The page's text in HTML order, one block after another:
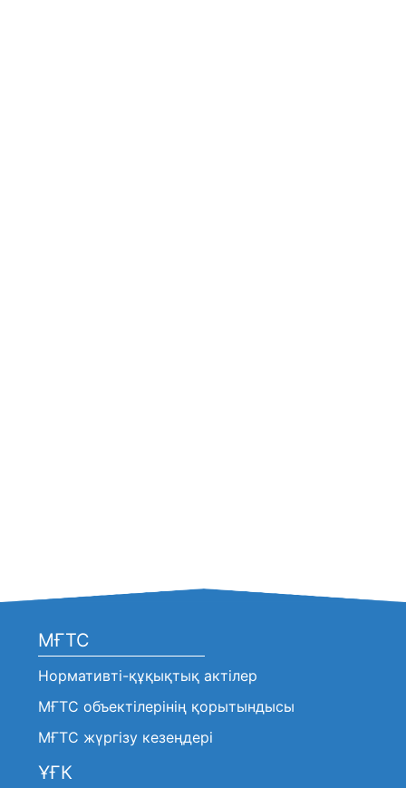
МҒТС
Нормативті-құқықтық актілер
МҒТС объектілерінің қорытындысы
МҒТС жүргізу кезеңдері
ҰҒК